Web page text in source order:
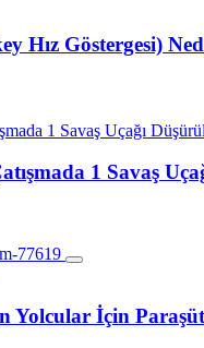
Hız Göstergesi)
1 Savaş
Yolcular İçin